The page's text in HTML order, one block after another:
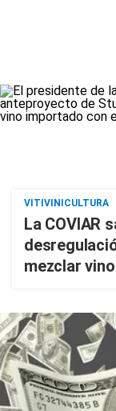
VITIVINICULTURA
La COVIAR
mezclar